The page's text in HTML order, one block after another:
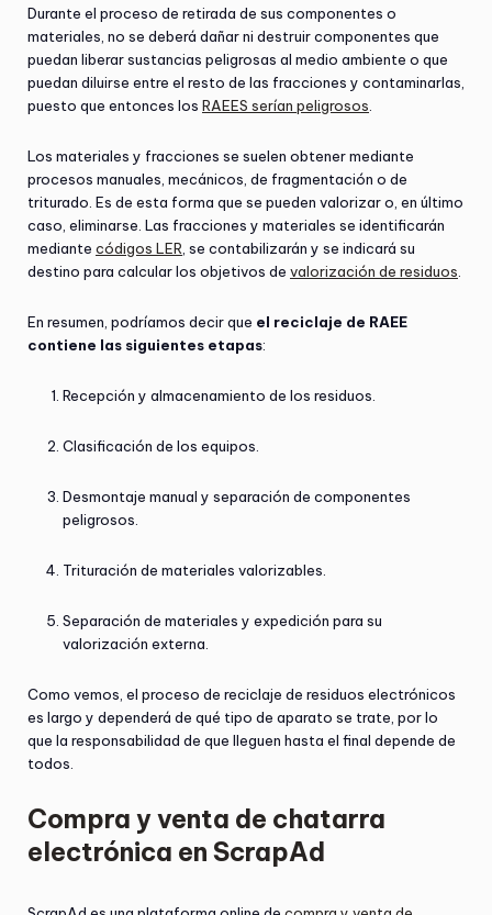
Durante el proceso de retirada de sus componentes o
materiales, no se deberá dañar ni destruir componentes que
puedan liberar sustancias peligrosas al medio ambiente o que
puedan diluirse entre el resto de las fracciones y contaminarlas,
puesto que entonces los RAEES serían peligrosos
Los materiales y fracciones se suelen obtener mediante
procesos manuales, mecánicos, de fragmentación o de
triturado. Es de esta forma que se pueden valorizar o, en último
caso, eliminarse. Las fracciones y materiales se identificarán
mediante códigos LER , se contabilizarán y se indicará su
destino para calcular los objetivos de valorización de residuos
En resumen, podríamos decir que el reciclaje de RAEE
contiene las siguientes etapas:
Recepción y almacenamiento de los residuos.
Clasificación de los equipos.
Desmontaje manual y separación de componentes
peligrosos.
Trituración de materiales valorizables.
Separación de materiales y expedición para su
valorización externa.
Como vemos, el proceso de reciclaje de residuos electrónicos
es largo y dependerá de qué tipo de aparato se trate, por lo
que la responsabilidad de que lleguen hasta el final depende de
todos.
Compra y venta de chatarra
electrónica en ScrapAd